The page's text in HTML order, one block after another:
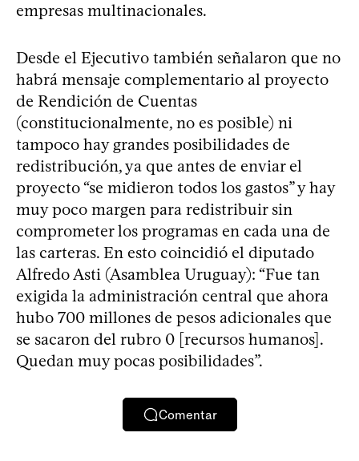
empresas multinacionales.
Desde el Ejecutivo también señalaron que no
habrá mensaje complementario al proyecto
de Rendición de Cuentas
(constitucionalmente, no es posible) ni
tampoco hay grandes posibilidades de
redistribución, ya que antes de enviar el
proyecto “se midieron todos los gastos” y hay
muy poco margen para redistribuir sin
comprometer los programas en cada una de
las carteras. En esto coincidió el diputado
Alfredo Asti (Asamblea Uruguay): “Fue tan
exigida la administración central que ahora
hubo 700 millones de pesos adicionales que
se sacaron del rubro 0 [recursos humanos].
Quedan muy pocas posibilidades”.
Comentar